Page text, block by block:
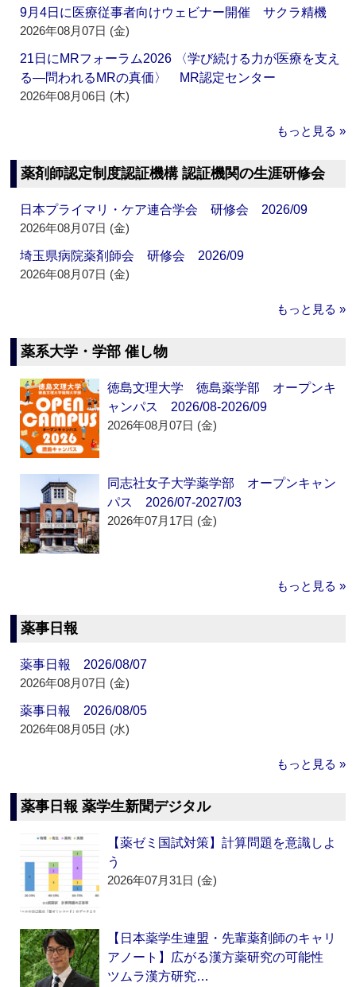
9月4日に医療従事者向けウェビナー開催 サクラ精機
2026年08月07日 (金)
21日にMRフォーラム2026 〈学び続ける力が医療を支え
る―問われるMRの真価〉 MR認定センター
2026年08月06日 (木)
もっと見る »
薬剤師認定制度認証機構 認証機関の生涯研修会
日本プライマリ・ケア連合学会 研修会 2026/09
2026年08月07日 (金)
埼玉県病院薬剤師会 研修会 2026/09
2026年08月07日 (金)
もっと見る »
薬系大学・学部 催し物
徳島文理大学 徳島薬学部 オープンキ
ャンパス 2026/08-2026/09
2026年08月07日 (金)
同志社女子大学薬学部 オープンキャン
パス 2026/07-2027/03
2026年07月17日 (金)
もっと見る »
薬事日報
薬事日報 2026/08/07
2026年08月07日 (金)
薬事日報 2026/08/05
2026年08月05日 (水)
もっと見る »
薬事日報 薬学生新聞デジタル
【薬ゼミ国試対策】計算問題を意識しよ
う
2026年07月31日 (金)
【日本薬学生連盟・先輩薬剤師のキャリ
アノート】広がる漢方薬研究の可能性
ツムラ漢方研究…